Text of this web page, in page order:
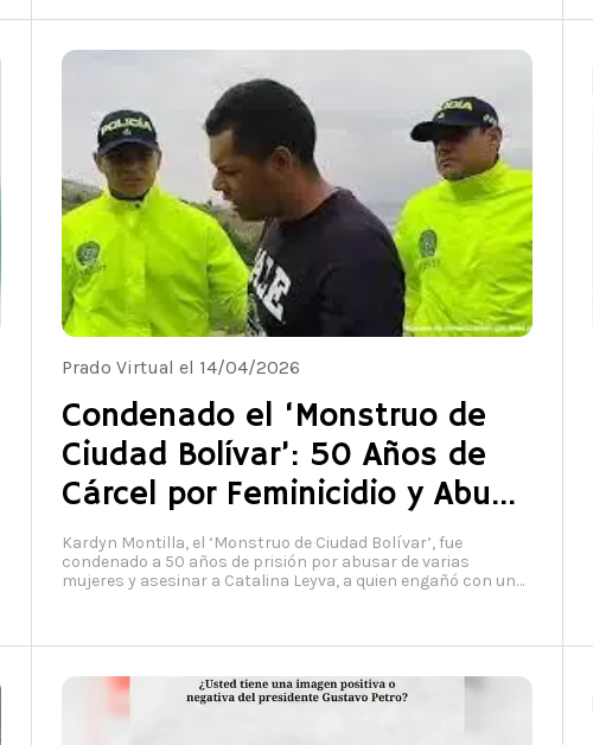
Prado Virtual el 14/04/2026
Condenado el ‘Monstruo de
Ciudad Bolívar’: 50 Años de
Cárcel por Feminicidio y Abuso
Sexual
Kardyn Montilla, el ‘Monstruo de Ciudad Bolívar’, fue
condenado a 50 años de prisión por abusar de varias
mujeres y asesinar a Catalina Leyva, a quien engañó con un